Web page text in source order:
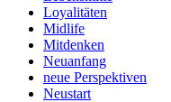
Loyalitäten
Midlife
Mitdenken
Neuanfang
neue Perspektiven
Neustart